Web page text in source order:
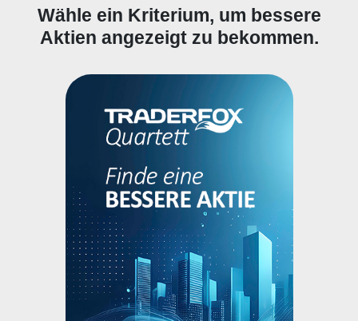
Wähle ein Kriterium, um bessere
Aktien angezeigt zu bekommen.